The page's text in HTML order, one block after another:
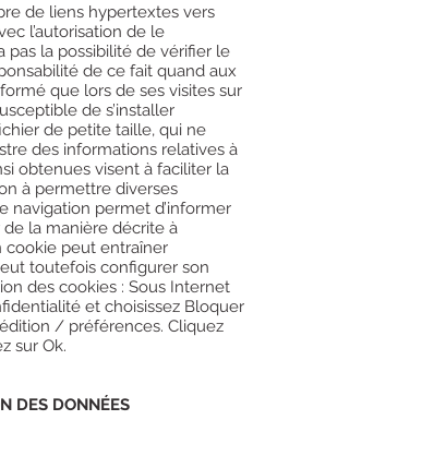
de liens hypertextes vers
l’autorisation de le
pas la possibilité de vérifier le
de ce fait quand aux
que lors de ses visites sur
de s’installer
de petite taille, qui ne
des informations relatives à
obtenues visent à faciliter la
à permettre diverses
navigation permet d’informer
la manière décrite à
cookie peut entraîner
toutefois configurer son
des cookies : Sous Internet
et choisissez Bloquer
/ préférences. Cliquez
sur Ok.
DES DONNÉES